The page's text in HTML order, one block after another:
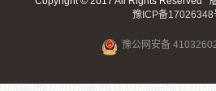
豫ICP备17026348
豫公网安备